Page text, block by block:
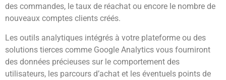
des commandes, le taux de réachat ou encore le nombre de
nouveaux comptes clients créés.
Les outils analytiques intégrés à votre plateforme ou des
solutions tierces comme Google Analytics vous fourniront
des données précieuses sur le comportement des
utilisateurs, les parcours d’achat et les éventuels points de